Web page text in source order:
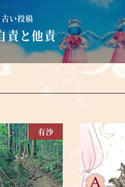
古い投稿
責と他責
有沙